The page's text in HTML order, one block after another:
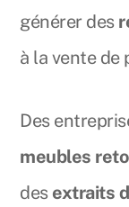
générer des
à la vente de
Des
meubles
des extraits